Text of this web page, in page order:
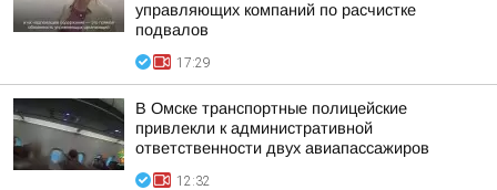
управляющих компаний по расчистке
подвалов
17:29
В Омске транспортные полицейские
привлекли к административной
ответственности двух авиапассажиров
12:32